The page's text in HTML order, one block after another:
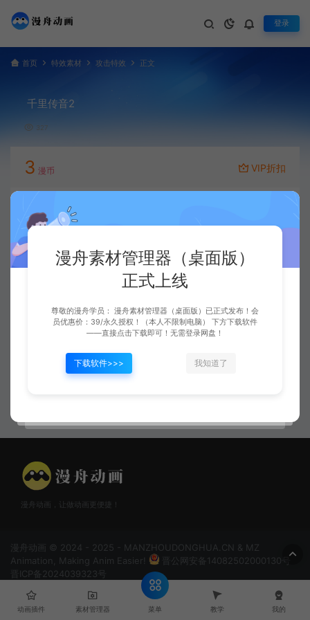
登录
首页 特效素材 攻击特效 正文
千里传音2
327
3 漫币 VIP折扣
立即下载
漫舟动画，让做动画更便捷！
漫舟动画 © 2024 - 2025 - MANZHOUDONGHUA.CN & MZ
Animation, Making Anim Easier!
晋公网安备14082502000130号
晋ICP备2024039323号
动画插件 素材管理器 菜单 教学 我的
漫舟素材管理器（桌面版）
正式上线
尊敬的漫舟学员： 漫舟素材管理器（桌面版）已正式发布！会
员优惠价：39/永久授权！（本人不限制电脑） 下方下载软件
——直接点击下载即可！无需登录网盘！
下载软件>>> 我知道了